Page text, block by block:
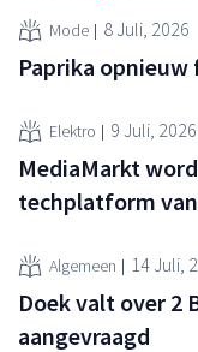
Mode 8 Juli, 2026
Paprika
Elektro 9 Juli, 2026
MediaMarkt
techplatform
Algemeen 14 Juli,
Doek valt over 2
aangevraagd